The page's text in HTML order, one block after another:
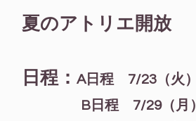
夏のアトリエ開放
日程： A日程 7/23（火
B日程 7/29（月